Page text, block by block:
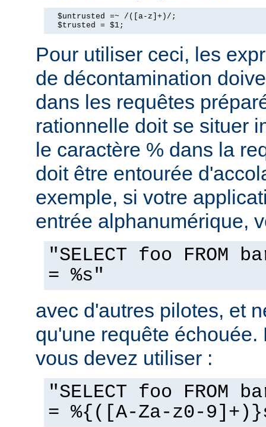
  $untrusted =~ /([a-z]+)/;
  $trusted = $1;
Pour utiliser ceci, les
de décontamination
dans les requêtes
rationnelle doit se situer
le caractère % dans la
doit être entourée
exemple, si votre
entrée alphanumérique,
"SELECT foo FROM
= %s"
avec d'autres pilotes, et
qu'une requête
vous devez utiliser :
"SELECT foo FROM
= %{([A-Za-z0-